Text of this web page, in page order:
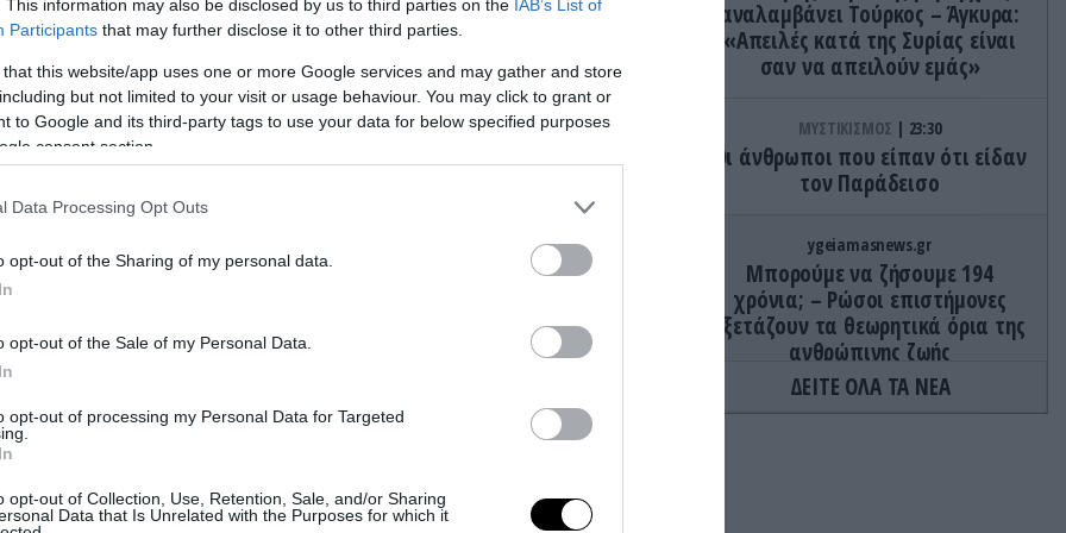
This information may also be disclosed by us to third parties on the IAB’s List of
Participants that may further disclose it to other third parties.
that this website/app uses one or more Google services and may gather and store
but not limited to your visit or usage behaviour. You may click to grant or
to Google and its third-party tags to use your data for below specified purposes
consent section.
Data Processing Opt Outs
opt-out of the Sharing of my personal data.
opt-out of the Sale of my Personal Data.
opt-out of processing my Personal Data for Targeted
opt-out of Collection, Use, Retention, Sale, and/or Sharing
Data that Is Unrelated with the Purposes for which it
θα υποβληθούν στον αρμόδιο εισαγγελέα.
έθεσε σε εφαρμογή νέα οδηγία: «Όποιος ζητά βίζα
εξηγεί: Έτσι οι ηθοποιοί «φρενάρουν» τον οργασμό και την
τη διάρκεια ερωτικών σκηνών
από το Λονδίνο συνοδεία αστυνομικών η 46χρονη
Ακολουθήστε το pronews.grστο Google News και μάθετε
πρώτοι όλες τις ειδήσεις
αναλαμβάνει Τούρκος – Άγκυρα:
«Απειλές κατά της Συρίας είναι
σαν να απειλούν εμάς»
ΜΥΣΤΙΚΙΣΜΟΣ 23:30
Οι άνθρωποι που είπαν ότι είδαν
τον Παράδεισο
ygeiamasnews.gr
Μπορούμε να ζήσουμε 194
χρόνια; – Ρώσοι επιστήμονες
εξετάζουν τα θεωρητικά όρια της
ανθρώπινης ζωής
ΙΣΤΟΡΙΑ 23:15
ΔΕΙΤΕ ΟΛΑ ΤΑ ΝΕΑ